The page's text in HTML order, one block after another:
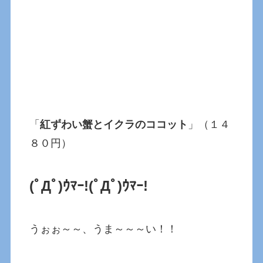
「紅ずわい蟹とイクラのココット 」（１４
８０円）
(ﾟДﾟ)ｳﾏｰ!(ﾟДﾟ)ｳﾏｰ!
うぉぉ～～、うま～～～い！！